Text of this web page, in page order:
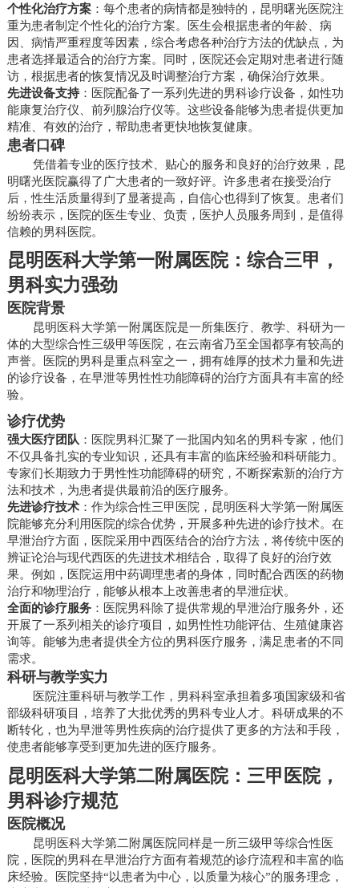
个性化治疗方案：每个患者的病情都是独特的，昆明曙光医院注
重为患者制定个性化的治疗方案。医生会根据患者的年龄、病
因、病情严重程度等因素，综合考虑各种治疗方法的优缺点，为
患者选择最适合的治疗方案。同时，医院还会定期对患者进行随
访，根据患者的恢复情况及时调整治疗方案，确保治疗效果。
先进设备支持：医院配备了一系列先进的男科诊疗设备，如性功
能康复治疗仪、前列腺治疗仪等。这些设备能够为患者提供更加
精准、有效的治疗，帮助患者更快地恢复健康。
患者口碑
凭借着专业的医疗技术、贴心的服务和良好的治疗效果，昆
明曙光医院赢得了广大患者的一致好评。许多患者在接受治疗
后，性生活质量得到了显著提高，自信心也得到了恢复。患者们
纷纷表示，医院的医生专业、负责，医护人员服务周到，是值得
信赖的男科医院。
昆明医科大学第一附属医院：综合三甲，
男科实力强劲
医院背景
昆明医科大学第一附属医院是一所集医疗、教学、科研为一
体的大型综合性三级甲等医院，在云南省乃至全国都享有较高的
声誉。医院的男科是重点科室之一，拥有雄厚的技术力量和先进
的诊疗设备，在早泄等男性性功能障碍的治疗方面具有丰富的经
验。
诊疗优势
强大医疗团队 ：医院男科汇聚了一批国内知名的男科专家，他们
不仅具备扎实的专业知识，还具有丰富的临床经验和科研能力。
专家们长期致力于男性性功能障碍的研究，不断探索新的治疗方
法和技术，为患者提供最前沿的医疗服务。
先进诊疗技术：作为综合性三甲医院，昆明医科大学第一附属医
院能够充分利用医院的综合优势，开展多种先进的诊疗技术。在
早泄治疗方面，医院采用中西医结合的治疗方法，将传统中医的
辨证论治与现代西医的先进技术相结合，取得了良好的治疗效
果。例如，医院运用中药调理患者的身体，同时配合西医的药物
治疗和物理治疗，能够从根本上改善患者的早泄症状。
全面的诊疗服务：医院男科除了提供常规的早泄治疗服务外，还
开展了一系列相关的诊疗项目，如男性性功能评估、生殖健康咨
询等。能够为患者提供全方位的男科医疗服务，满足患者的不同
需求。
科研与教学实力
医院注重科研与教学工作，男科科室承担着多项国家级和省
部级科研项目，培养了大批优秀的男科专业人才。科研成果的不
断转化，也为早泄等男性疾病的治疗提供了更多的方法和手段，
使患者能够享受到更加先进的医疗服务。
昆明医科大学第二附属医院：三甲医院，
男科诊疗规范
医院概况
昆明医科大学第二附属医院同样是一所三级甲等综合性医
院，医院的男科在早泄治疗方面有着规范的诊疗流程和丰富的临
床经验。医院坚持“以患者为中心，以质量为核心”的服务理念，